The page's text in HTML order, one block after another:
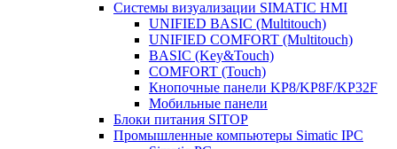
Системы визуализации SIMATIC HMI
UNIFIED BASIC (Multitouch)
UNIFIED COMFORT (Multitouch)
BASIC (Key&Touch)
COMFORT (Touch)
Кнопочные панели KP8/KP8F/KP32F
Мобильные панели
Блоки питания SITOP
Промышленные компьютеры Simatic IPC